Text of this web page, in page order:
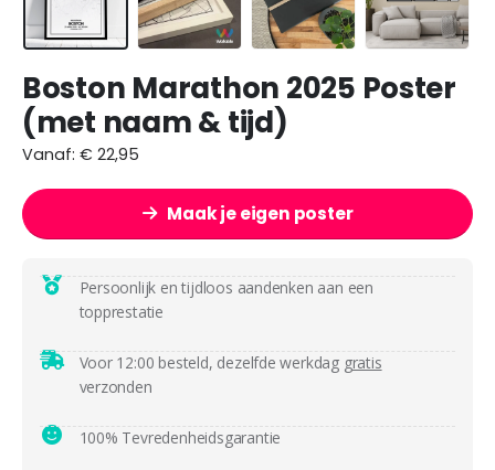
Boston Marathon 2025 Poster
(met naam & tijd)
Vanaf: € 22,95
Maak je eigen poster
Persoonlijk en tijdloos aandenken aan een
topprestatie
Voor 12:00 besteld, dezelfde werkdag gratis
verzonden
100% Tevredenheidsgarantie